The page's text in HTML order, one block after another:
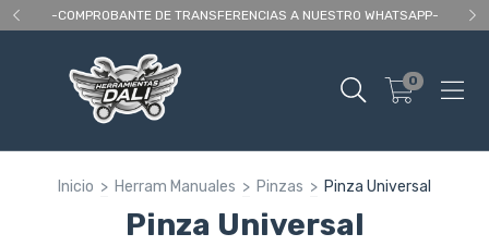
-COMPROBANTE DE TRANSFERENCIAS A NUESTRO WHATSAPP-
0
Inicio > Herram Manuales > Pinzas > Pinza Universal
Pinza Universal